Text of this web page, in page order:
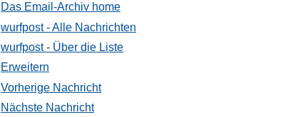
Das Email-Archiv home
wurfpost - Alle Nachrichten
wurfpost - Über die Liste
Erweitern
Vorherige Nachricht
Nächste Nachricht